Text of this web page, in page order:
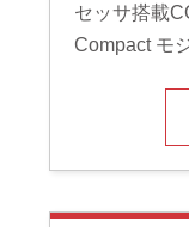
セッサ搭載
Compact モ